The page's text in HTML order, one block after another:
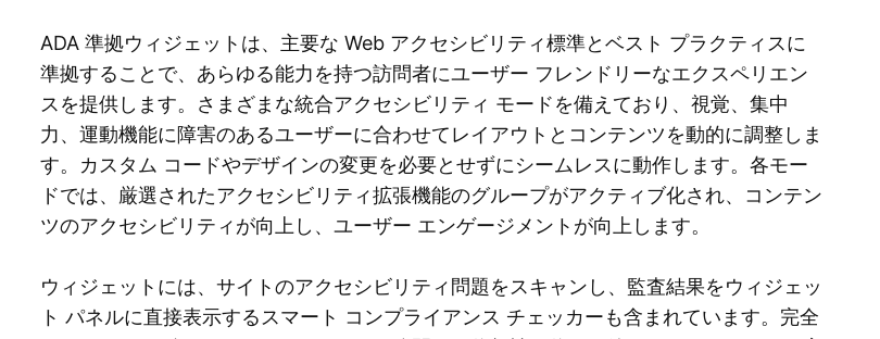
ADA 準拠ウィジェットは、主要な Web アクセシビリティ標準とベスト プラクティスに
準拠することで、あらゆる能力を持つ訪問者にユーザー フレンドリーなエクスペリエン
スを提供します。さまざまな統合アクセシビリティ モードを備えており、視覚、集中
力、運動機能に障害のあるユーザーに合わせてレイアウトとコンテンツを動的に調整しま
す。カスタム コードやデザインの変更を必要とせずにシームレスに動作します。各モー
ドでは、厳選されたアクセシビリティ拡張機能のグループがアクティブ化され、コンテン
ツのアクセシビリティが向上し、ユーザー エンゲージメントが向上します。
ウィジェットには、サイトのアクセシビリティ問題をスキャンし、監査結果をウィジェッ
ト パネルに直接表示するスマート コンプライアンス チェッカーも含まれています。完全